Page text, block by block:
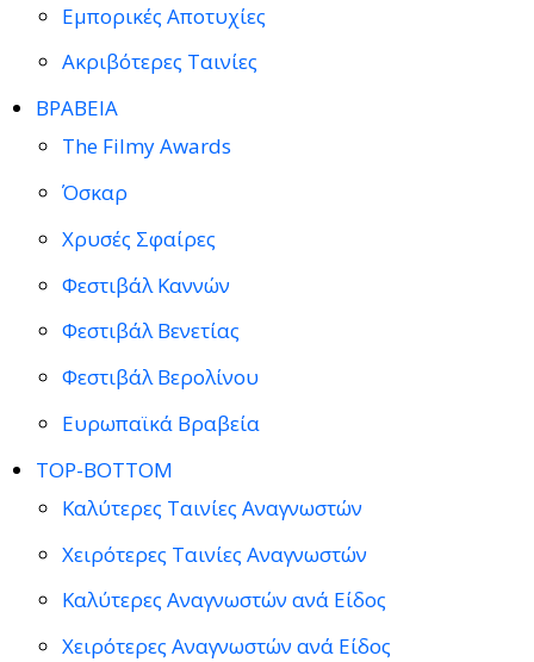
Εμπορικές Αποτυχίες
Ακριβότερες Ταινίες
ΒΡΑΒΕΙΑ
The Filmy Awards
Όσκαρ
Χρυσές Σφαίρες
Φεστιβάλ Καννών
Φεστιβάλ Βενετίας
Φεστιβάλ Βερολίνου
Ευρωπαϊκά Βραβεία
TOP-BOTTOM
Καλύτερες Ταινίες Αναγνωστών
Χειρότερες Ταινίες Αναγνωστών
Καλύτερες Αναγνωστών ανά Είδος
Χειρότερες Αναγνωστών ανά Είδος